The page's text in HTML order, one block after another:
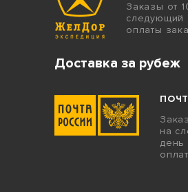
Заказы от
следующий
оплаты
Доставка за рубеж
на
день